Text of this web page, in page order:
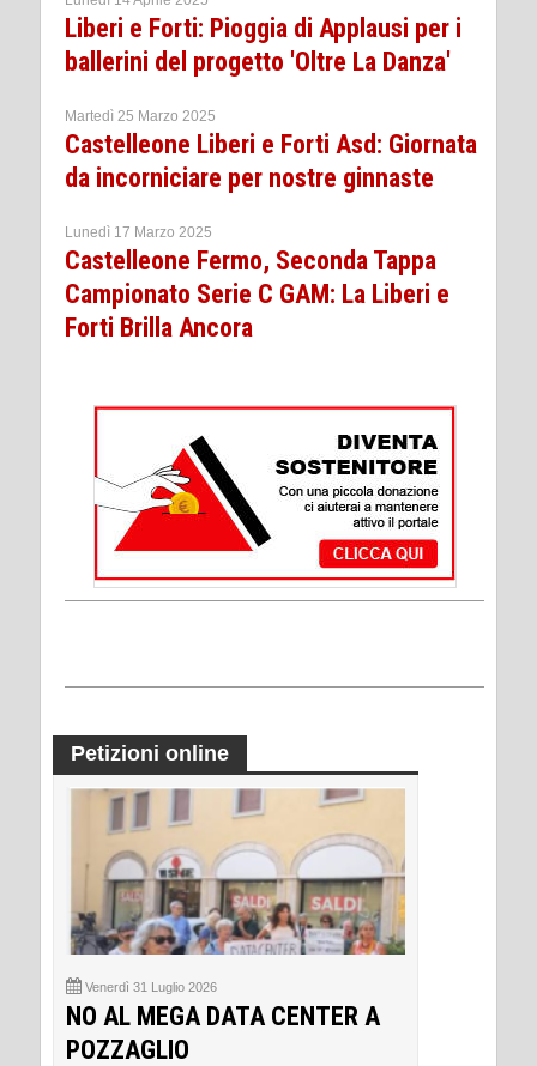
Liberi e Forti: Pioggia di Applausi per i
ballerini del progetto 'Oltre La Danza'
Martedì 25 Marzo 2025
Castelleone Liberi e Forti Asd: Giornata
da incorniciare per nostre ginnaste
Lunedì 17 Marzo 2025
Castelleone Fermo, Seconda Tappa
Campionato Serie C GAM: La Liberi e
Forti Brilla Ancora
Petizioni online
Venerdì 31 Luglio 2026
NO AL MEGA DATA CENTER A
POZZAGLIO